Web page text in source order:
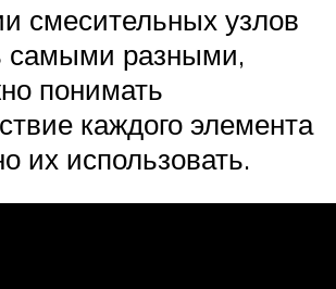
смесительных узлов
самыми разными,
понимать
каждого элемента
их использовать.